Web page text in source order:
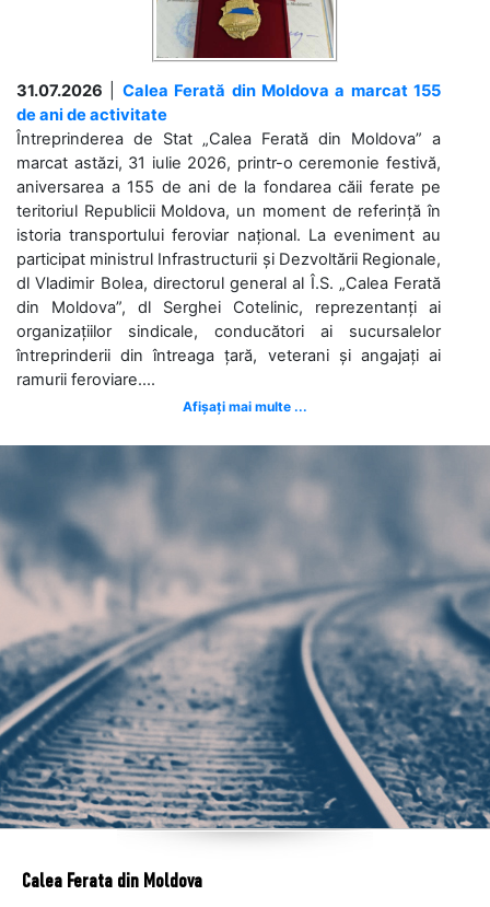
31.07.2026
Calea Ferată din Moldova a marcat 155
de ani de activitate
Întreprinderea de Stat „Calea Ferată din Moldova” a
marcat astăzi, 31 iulie 2026, printr-o ceremonie festivă,
aniversarea a 155 de ani de la fondarea căii ferate pe
teritoriul Republicii Moldova, un moment de referință în
istoria transportului feroviar național. La eveniment au
participat ministrul Infrastructurii și Dezvoltării Regionale,
dl Vladimir Bolea, directorul general al Î.S. „Calea Ferată
din Moldova”, dl Serghei Cotelinic, reprezentanți ai
organizațiilor sindicale, conducători ai sucursalelor
întreprinderii din întreaga țară, veterani și angajați ai
ramurii feroviare....
Afișați mai multe ...
Calea Ferata din Moldova